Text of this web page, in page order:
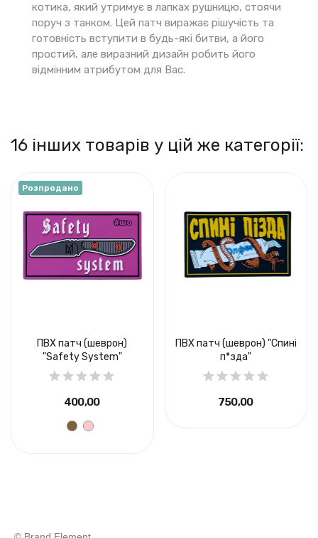
котика, який утримує в лапках рушницю, стоячи
поруч з танком. Цей патч виражає рішучість та
готовність вступити в будь-які битви, а його
простий, але виразний дизайн робить його
відмінним атрибутом для Вас.
16 інших товарів у цій же категорії:
Розпродано
ПВХ патч (шеврон)
"Safety System"
400,00 ₴
ПВХ патч (шеврон) "Спині
п*зда"
750,00 ₴